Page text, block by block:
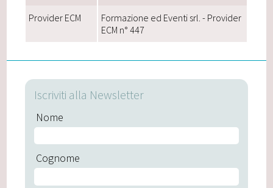
Provider ECM
Formazione ed Eventi srl. - Provider
ECM n° 447
Iscriviti alla Newsletter
Nome
Cognome